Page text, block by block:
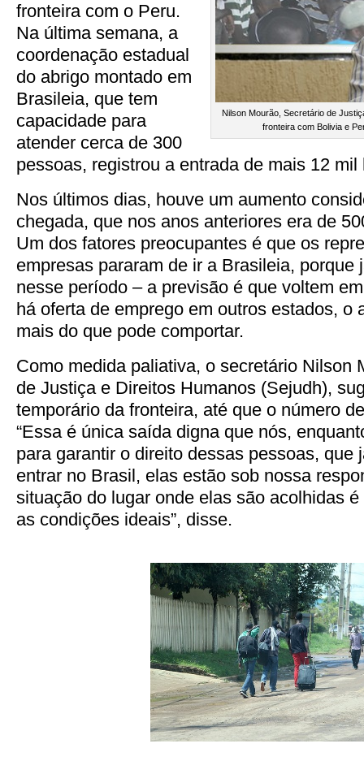
Nilson Mourão, Secretário de
fronteira com Bolivia e
fronteira com o Peru.
Na última semana, a
coordenação estadual
do abrigo montado em
Brasileia, que tem
capacidade para
atender cerca de 300
pessoas, registrou a entrada de mais 12 mil
Nos últimos dias, houve um aumento
chegada, que nos anos anteriores era de
Um dos fatores preocupantes é que os
empresas pararam de ir a Brasileia, porque
nesse período – a previsão é que voltem
há oferta de emprego em outros estados, o
mais do que pode comportar.
Como medida paliativa, o secretário Nilson
de Justiça e Direitos Humanos (Sejudh),
temporário da fronteira, até que o número
“Essa é única saída digna que nós,
para garantir o direito dessas pessoas, que
entrar no Brasil, elas estão sob nossa
situação do lugar onde elas são acolhidas
as condições ideais”, disse.